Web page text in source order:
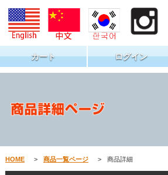
カート ログイン
HOME > 商品一覧ページ > 商品詳細